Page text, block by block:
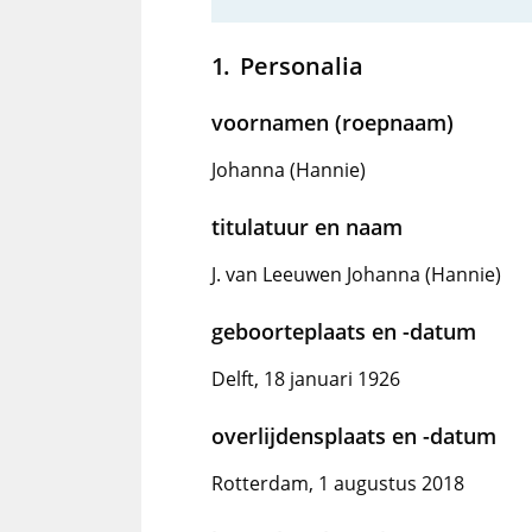
Personalia
voornamen (roepnaam)
Johanna (Hannie)
titulatuur en naam
J. van Leeuwen Johanna (Hannie)
geboorteplaats en -datum
Delft, 18 januari 1926
overlijdensplaats en -datum
Rotterdam, 1 augustus 2018